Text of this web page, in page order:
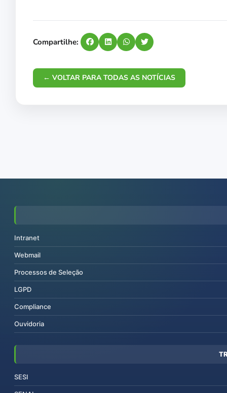
Compartilhe:
← VOLTAR PARA TODAS AS NOTÍCIAS
Intranet
Webmail
Processos de Seleção
LGPD
Compliance
Ouvidoria
SESI